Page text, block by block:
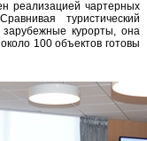
реализацией чартерных
туристический
курорты, она
100 объектов готовы